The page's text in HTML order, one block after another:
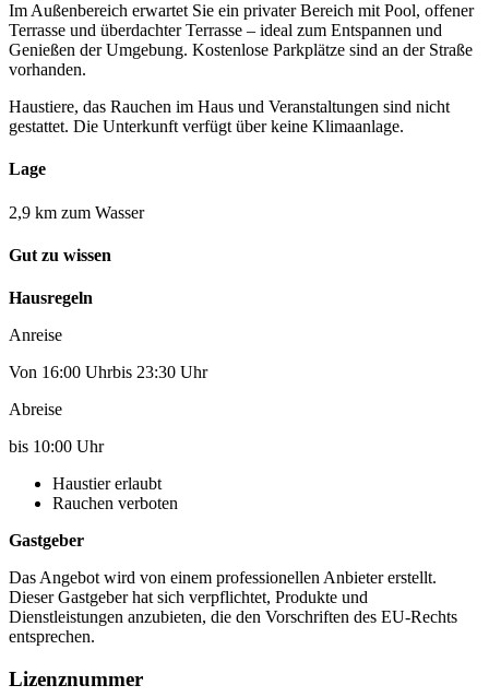
Im Außenbereich erwartet Sie ein privater Bereich mit Pool, offener
Terrasse und überdachter Terrasse – ideal zum Entspannen und
Genießen der Umgebung. Kostenlose Parkplätze sind an der Straße
vorhanden.
Haustiere, das Rauchen im Haus und Veranstaltungen sind nicht
gestattet. Die Unterkunft verfügt über keine Klimaanlage.
Lage
2,9 km zum Wasser
Gut zu wissen
Hausregeln
Anreise
Von 16:00 Uhrbis 23:30 Uhr
Abreise
bis 10:00 Uhr
Haustier erlaubt
Rauchen verboten
Gastgeber
Das Angebot wird von einem professionellen Anbieter erstellt.
Dieser Gastgeber hat sich verpflichtet, Produkte und
Dienstleistungen anzubieten, die den Vorschriften des EU-Rechts
entsprechen.
Lizenznummer